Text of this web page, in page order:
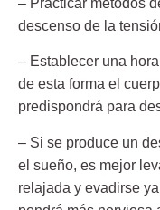
descenso de la
– Establecer una
de esta forma el
predispondrá para
– Si se produce un
el sueño, es mejor
relajada y evadirse